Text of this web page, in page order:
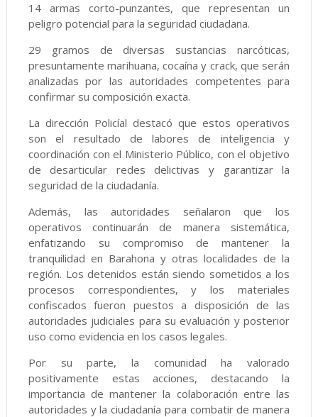
14 armas corto-punzantes, que representan un
peligro potencial para la seguridad ciudadana.
29 gramos de diversas sustancias narcóticas,
presuntamente marihuana, cocaína y crack, que serán
analizadas por las autoridades competentes para
confirmar su composición exacta.
La dirección Policíal destacó que estos operativos
son el resultado de labores de inteligencia y
coordinación con el Ministerio Público, con el objetivo
de desarticular redes delictivas y garantizar la
seguridad de la ciudadanía.
Además, las autoridades señalaron que los
operativos continuarán de manera sistemática,
enfatizando su compromiso de mantener la
tranquilidad en Barahona y otras localidades de la
región. Los detenidos están siendo sometidos a los
procesos correspondientes, y los materiales
confiscados fueron puestos a disposición de las
autoridades judiciales para su evaluación y posterior
uso como evidencia en los casos legales.
Por su parte, la comunidad ha valorado
positivamente estas acciones, destacando la
importancia de mantener la colaboración entre las
autoridades y la ciudadanía para combatir de manera